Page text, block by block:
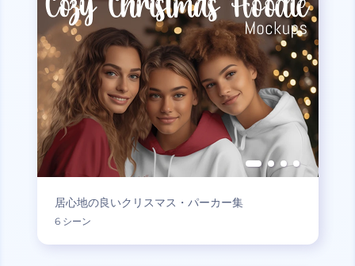
居心地の良いクリスマス・パーカー集
6 シーン